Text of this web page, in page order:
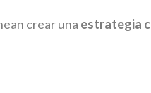
crear una estrategia